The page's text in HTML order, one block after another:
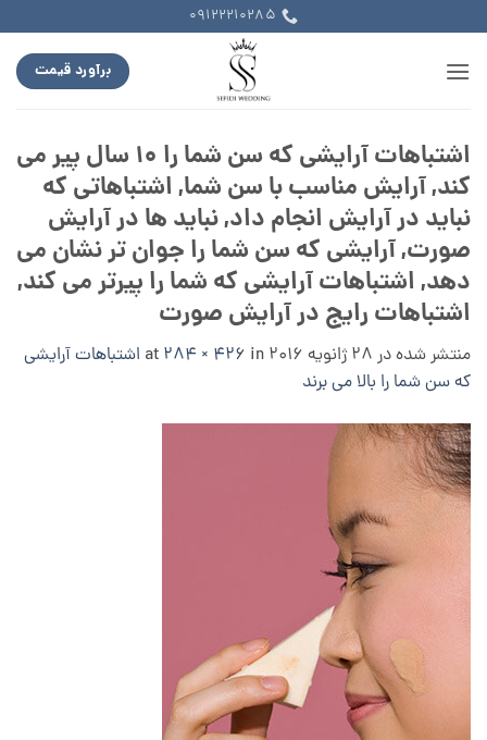
to
content
09122210285
برآورد قیمت
اشتباهات آرایشی که سن شما را ۱۰ سال پیر می
کند, آرایش مناسب با سن شما, اشتباهاتی که
نباید در آرایش انجام داد, نباید ها در آرایش
صورت, آرایشی که سن شما را جوان تر نشان می
دهد, اشتباهات آرایشی که شما را پیرتر می کند,
اشتباهات رایج در آرایش صورت
منتشر شده در 28 ژانویه 2016 284 × 426 in
اشتباهات آرایشی
که سن شما را بالا می برند